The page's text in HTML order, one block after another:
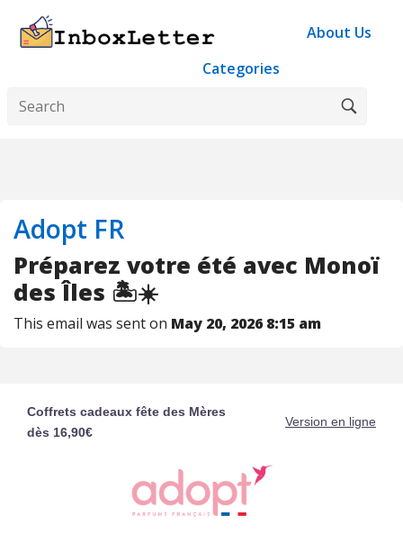
About Us
Categories
Adopt FR
Préparez votre été avec Monoï
des Îles 🏝️☀️
This email was sent on May 20, 2026 8:15 am